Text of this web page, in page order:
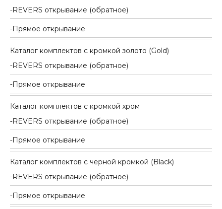
REVERS открывание (обратное)
Прямое открывание
Каталог комплектов c кромкой золото (Gold)
REVERS открывание (обратное)
Прямое открывание
Каталог комплектов c кромкой хром
REVERS открывание (обратное)
Прямое открывание
Каталог комплектов c черной кромкой (Black)
REVERS открывание (обратное)
Прямое открывание